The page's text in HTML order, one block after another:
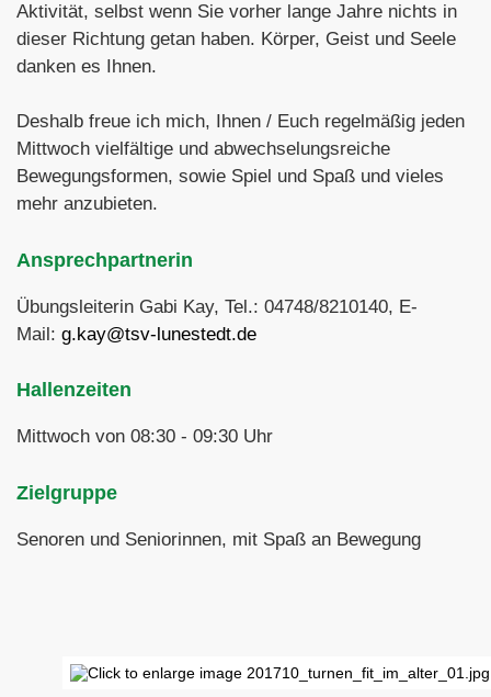
Aktivität, selbst wenn Sie vorher lange Jahre nichts in
dieser Richtung getan haben. Körper, Geist und Seele
danken es Ihnen.
Deshalb freue ich mich, Ihnen / Euch regelmäßig jeden
Mittwoch vielfältige und abwechselungsreiche
Bewegungsformen, sowie Spiel und Spaß und vieles
mehr anzubieten.
Ansprechpartnerin
Übungsleiterin Gabi Kay, Tel.: 04748/8210140, E-
Mail: g.kay@tsv-lunestedt.de
Hallenzeiten
Mittwoch von 08:30 - 09:30 Uhr
Zielgruppe
Senoren und Seniorinnen, mit Spaß an Bewegung